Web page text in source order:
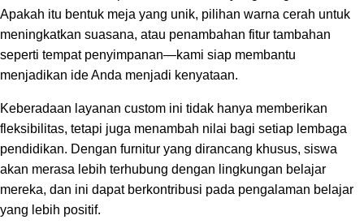
Apakah itu bentuk meja yang unik, pilihan warna cerah untuk
meningkatkan suasana, atau penambahan fitur tambahan
seperti tempat penyimpanan—kami siap membantu
menjadikan ide Anda menjadi kenyataan.
Keberadaan layanan custom ini tidak hanya memberikan
fleksibilitas, tetapi juga menambah nilai bagi setiap lembaga
pendidikan. Dengan furnitur yang dirancang khusus, siswa
akan merasa lebih terhubung dengan lingkungan belajar
mereka, dan ini dapat berkontribusi pada pengalaman belajar
yang lebih positif.